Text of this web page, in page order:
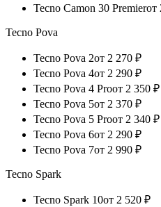
Tecno Camon 30 Premierот
Tecno Pova
Tecno Pova 2от 2 270 ₽
Tecno Pova 4от 2 290 ₽
Tecno Pova 4 Proот 2 350 ₽
Tecno Pova 5от 2 370 ₽
Tecno Pova 5 Proот 2 340 ₽
Tecno Pova 6от 2 290 ₽
Tecno Pova 7от 2 990 ₽
Tecno Spark
Tecno Spark 10от 2 520 ₽